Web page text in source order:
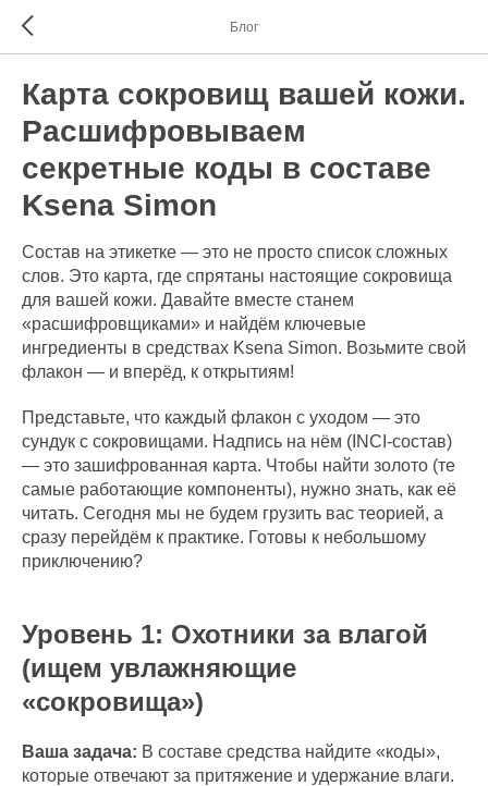
Блог
Карта сокровищ вашей кожи.
Расшифровываем
секретные коды в составе
Ksena Simon
Состав на этикетке — это не просто список сложных
слов. Это карта, где спрятаны настоящие сокровища
для вашей кожи. Давайте вместе станем
«расшифровщиками» и найдём ключевые
ингредиенты в средствах Ksena Simon. Возьмите свой
флакон — и вперёд, к открытиям!
Представьте, что каждый флакон с уходом — это
сундук с сокровищами. Надпись на нём (INCI-состав)
— это зашифрованная карта. Чтобы найти золото (те
самые работающие компоненты), нужно знать, как её
читать. Сегодня мы не будем грузить вас теорией, а
сразу перейдём к практике. Готовы к небольшому
приключению?
Уровень 1: Охотники за влагой
(ищем увлажняющие
«сокровища»)
Ваша задача: В составе средства найдите «коды»,
которые отвечают за притяжение и удержание влаги.